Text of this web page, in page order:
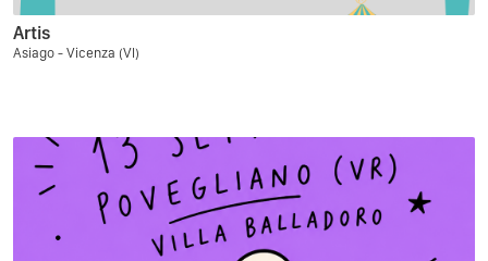
Artis
Asiago - Vicenza (VI)